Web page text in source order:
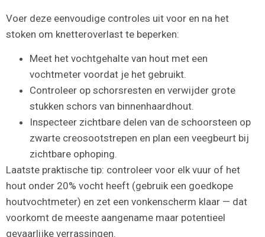
Voer deze eenvoudige controles uit voor en na het
stoken om knetteroverlast te beperken:
Meet het vochtgehalte van hout met een
vochtmeter voordat je het gebruikt.
Controleer op schorsresten en verwijder grote
stukken schors van binnenhaardhout.
Inspecteer zichtbare delen van de schoorsteen op
zwarte creosootstrepen en plan een veegbeurt bij
zichtbare ophoping.
Laatste praktische tip: controleer voor elk vuur of het
hout onder 20% vocht heeft (gebruik een goedkope
houtvochtmeter) en zet een vonkenscherm klaar — dat
voorkomt de meeste aangename maar potentieel
gevaarlijke verrassingen.